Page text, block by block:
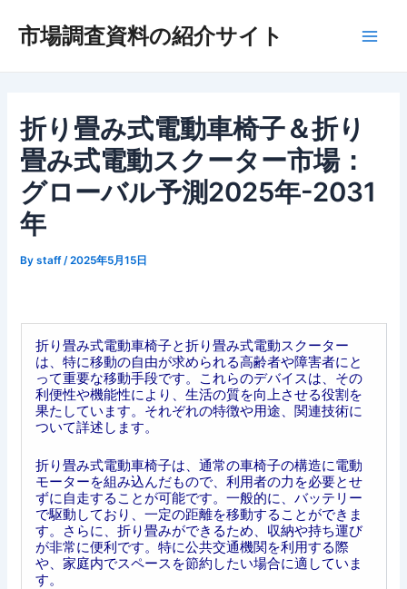
市場調査資料の紹介サイト
折り畳み式電動車椅子＆折り
畳み式電動スクーター市場：
グローバル予測2025年-2031
年
Bystaff /2025年5月15日
折り畳み式電動車椅子と折り畳み式電動スクーター
は、特に移動の自由が求められる高齢者や障害者にと
って重要な移動手段です。これらのデバイスは、その
利便性や機能性により、生活の質を向上させる役割を
果たしています。それぞれの特徴や用途、関連技術に
ついて詳述します。
折り畳み式電動車椅子は、通常の車椅子の構造に電動
モーターを組み込んだもので、利用者の力を必要とせ
ずに自走することが可能です。一般的に、バッテリー
で駆動しており、一定の距離を移動することができま
す。さらに、折り畳みができるため、収納や持ち運び
が非常に便利です。特に公共交通機関を利用する際
や、家庭内でスペースを節約したい場合に適していま
す。